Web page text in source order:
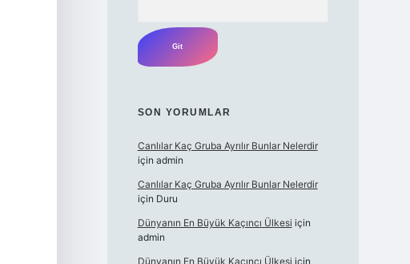
SON YORUMLAR
Canlılar Kaç Gruba Ayrılır Bunlar Nelerdir
için admin
Canlılar Kaç Gruba Ayrılır Bunlar Nelerdir
için Duru
Dünyanın En Büyük Kaçıncı Ülkesi için
admin
Dünyanın En Büyük Kaçıncı Ülkesi için